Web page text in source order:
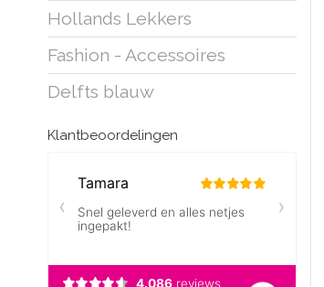
Hollands Lekkers
Fashion - Accessoires
Delfts blauw
Klantbeoordelingen